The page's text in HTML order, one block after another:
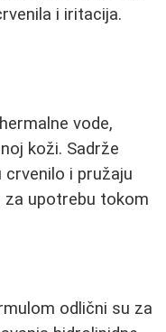
i iritacija.
vode,
koži. Sadrže
i pružaju
za upotrebu tokom
odlični su za